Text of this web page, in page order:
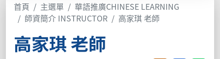
首頁 主選單
華語推廣CHINESE LEARNING
師資簡介 INSTRUCTOR
高家琪 老師
高家琪 老師